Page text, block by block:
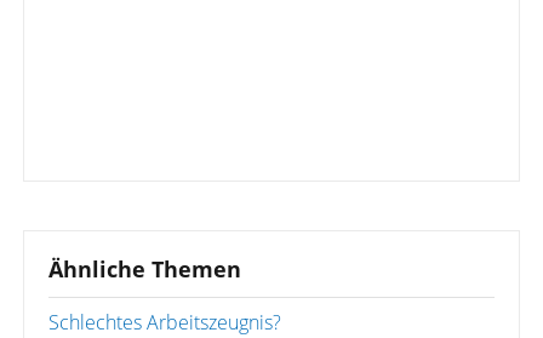
Ähnliche Themen
Schlechtes Arbeitszeugnis?